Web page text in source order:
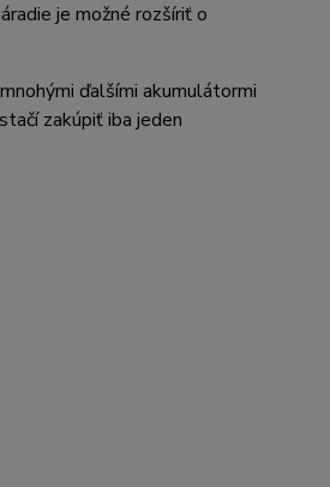
je možné rozšíriť o
ďalšími akumulátormi
zakúpiť iba jeden